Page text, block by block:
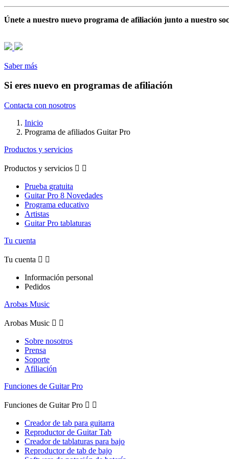
Únete a nuestro nuevo programa de afiliación junto a nuestro
Saber más
Si eres nuevo en programas de afiliación
Contacta con nosotros
Inicio
Programa de afiliados Guitar Pro
Productos y servicios
Productos y servicios  
Prueba gratuita
Guitar Pro 8 Novedades
Programa educativo
Artistas
Guitar Pro tablaturas
Tu cuenta
Tu cuenta  
Información personal
Pedidos
Arobas Music
Arobas Music  
Sobre nosotros
Prensa
Soporte
Afiliación
Funciones de Guitar Pro
Funciones de Guitar Pro  
Creador de tab para guitarra
Reproductor de Guitar Tab
Creador de tablaturas para bajo
Reproductor de tab de bajo